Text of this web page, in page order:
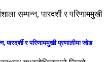
पारदर्शी र परिणाममुखी प्रणालीमा जोड